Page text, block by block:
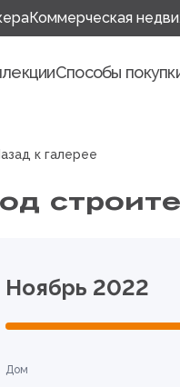
Коммерческая
Способы
к галерее
Ноябрь 2022
Дом